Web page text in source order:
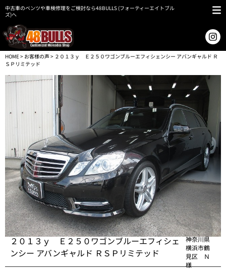
中古車のベンツや車検修理をご検討なら48BULLS (フォーティーエイトブル
ズ)へ
HOME> お客様の声> ２０１３ｙ Ｅ２５０ワゴンブルーエフィシェンシー アバンギャルド Ｒ
ＳＰリミテッド
２０１３ｙ Ｅ２５０ワゴンブルーエフィシェ
ンシー アバンギャルド ＲＳＰリミテッド
神奈川県
横浜市鶴
見区 Ｎ
様